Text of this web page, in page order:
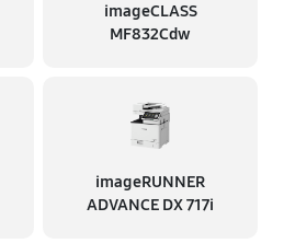
imageCLASS
MF832Cdw
imageRUNNER
ADVANCE DX 717i